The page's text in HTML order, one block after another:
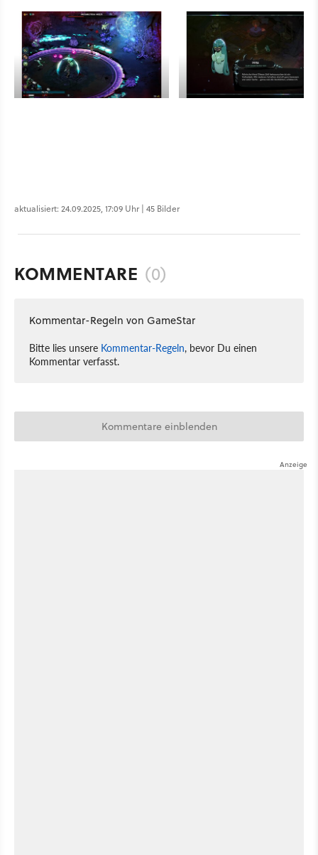
aktualisiert: 24.09.2025, 17:09 Uhr | 45 Bilder
KOMMENTARE (0)
Kommentar-Regeln von GameStar
Bitte lies unsere Kommentar-Regeln, bevor Du einen
Kommentar verfasst.
Kommentare einblenden